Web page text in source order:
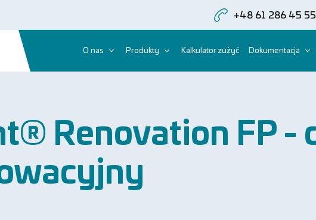
+48 61 286 45 55
O nas Produkty Kalkulator zużyć Dokumentacja
Renovation FP -